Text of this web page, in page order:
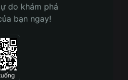
do khám phá
bạn ngay!